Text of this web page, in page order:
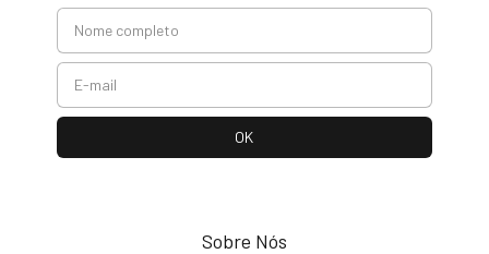
Sobre Nós